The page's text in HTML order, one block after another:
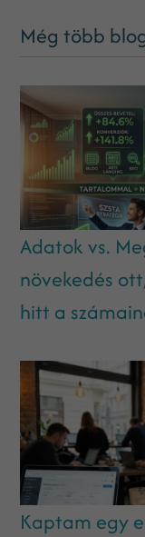
Még több
Adatok vs.
növekedés
hitt a
Kaptam egy